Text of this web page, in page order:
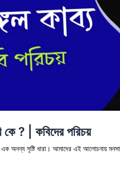
কে ? | কবিদের পরিচয়
এক অনন্য সৃষ্টি ধারা। আমাদের এই আলোচনায়